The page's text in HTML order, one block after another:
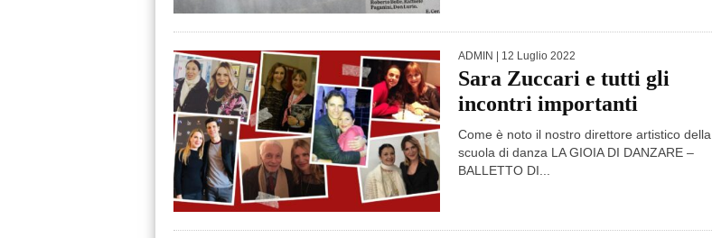
ADMIN | 12 Luglio 2022
Sara Zuccari e tutti gli
incontri importanti
Come è noto il nostro direttore artistico della
scuola di danza LA GIOIA DI DANZARE –
BALLETTO DI...